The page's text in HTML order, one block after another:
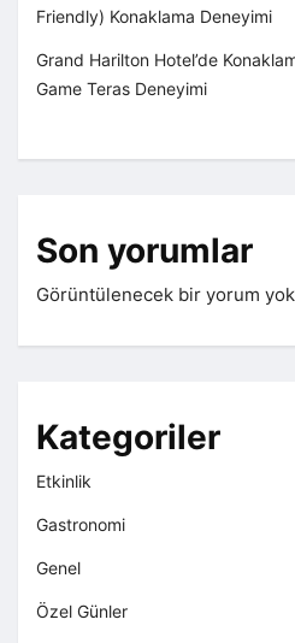
Friendly) Konaklama Deneyimi
Grand Harilton Hotel’de
Game Teras Deneyimi
Son yorumlar
Görüntülenecek bir yorum
Kategoriler
Etkinlik
Gastronomi
Genel
Özel Günler